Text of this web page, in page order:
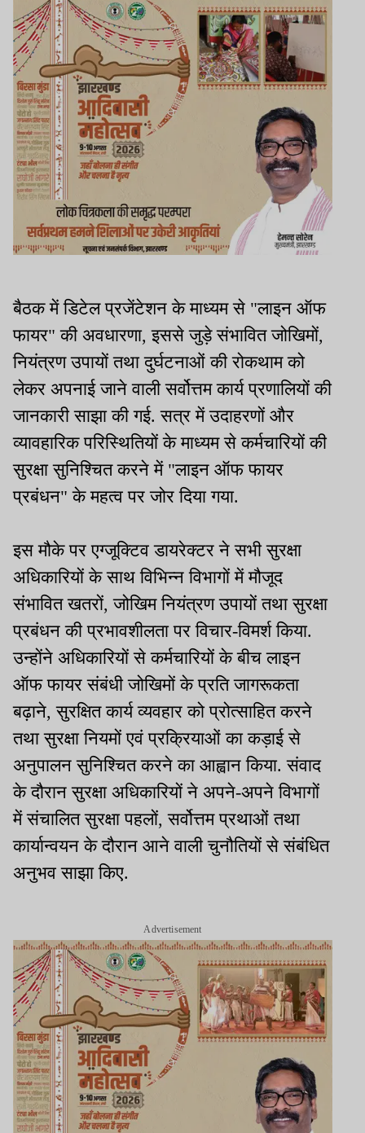
बैठक में डिटेल प्रजेंटेशन के माध्यम से "लाइन ऑफ
फायर" की अवधारणा, इससे जुड़े संभावित जोखिमों,
नियंत्रण उपायों तथा दुर्घटनाओं की रोकथाम को
लेकर अपनाई जाने वाली सर्वोत्तम कार्य प्रणालियों की
जानकारी साझा की गई. सत्र में उदाहरणों और
व्यावहारिक परिस्थितियों के माध्यम से कर्मचारियों की
सुरक्षा सुनिश्चित करने में "लाइन ऑफ फायर
प्रबंधन" के महत्व पर जोर दिया गया.
इस मौके पर एग्जूक्टिव डायरेक्टर ने सभी सुरक्षा
अधिकारियों के साथ विभिन्न विभागों में मौजूद
संभावित खतरों, जोखिम नियंत्रण उपायों तथा सुरक्षा
प्रबंधन की प्रभावशीलता पर विचार-विमर्श किया.
उन्होंने अधिकारियों से कर्मचारियों के बीच लाइन
ऑफ फायर संबंधी जोखिमों के प्रति जागरूकता
बढ़ाने, सुरक्षित कार्य व्यवहार को प्रोत्साहित करने
तथा सुरक्षा नियमों एवं प्रक्रियाओं का कड़ाई से
अनुपालन सुनिश्चित करने का आह्वान किया. संवाद
के दौरान सुरक्षा अधिकारियों ने अपने-अपने विभागों
में संचालित सुरक्षा पहलों, सर्वोत्तम प्रथाओं तथा
कार्यान्वयन के दौरान आने वाली चुनौतियों से संबंधित
अनुभव साझा किए.
Advertisement